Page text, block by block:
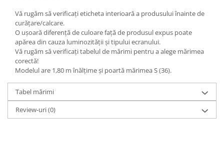
Vă rugăm să verificați eticheta interioară a produsului înainte de
curățare/calcare.
O ușoară diferență de culoare față de produsul expus poate
apărea din cauza luminozității și tipului ecranului.
Vă rugăm să verificați tabelul de mărimi pentru a alege mărimea
corectă!
Modelul are 1,80 m înălțime și poartă mărimea S (36).
Tabel mărimi
Review-uri(0)